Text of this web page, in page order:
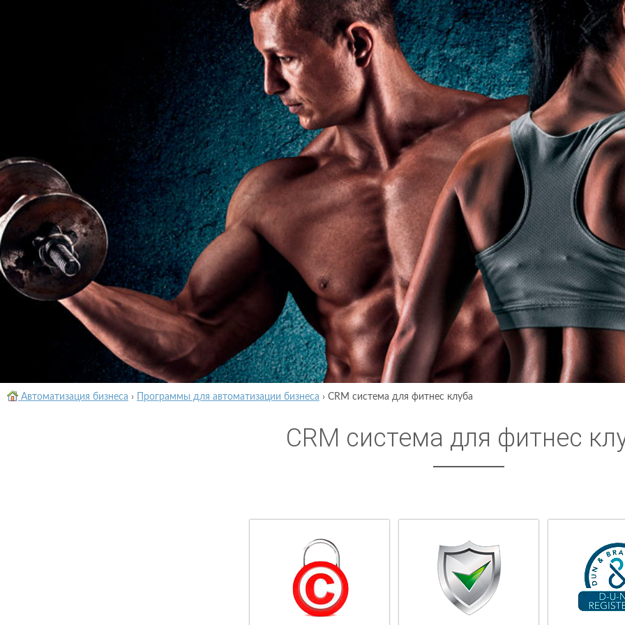
Автоматизация бизнеса › Программы для автоматизации бизнеса › CRM система для фитнес клуба
CRM система для фитнес